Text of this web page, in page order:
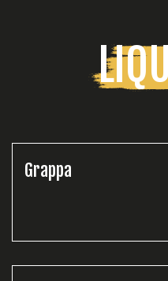
Grappa